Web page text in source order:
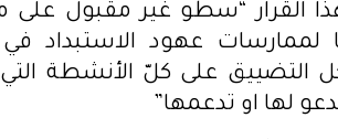
هذا القرار “سطو غير مقبول
لممارسات عهود الاستبداد
التضييق على كلّ الأنشطة
لها او تدعمها”